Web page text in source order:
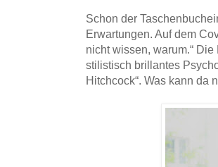
Schon der
Erwartungen. Auf dem
nicht wissen, warum.“
stilistisch brillantes
Hitchcock“. Was kann da